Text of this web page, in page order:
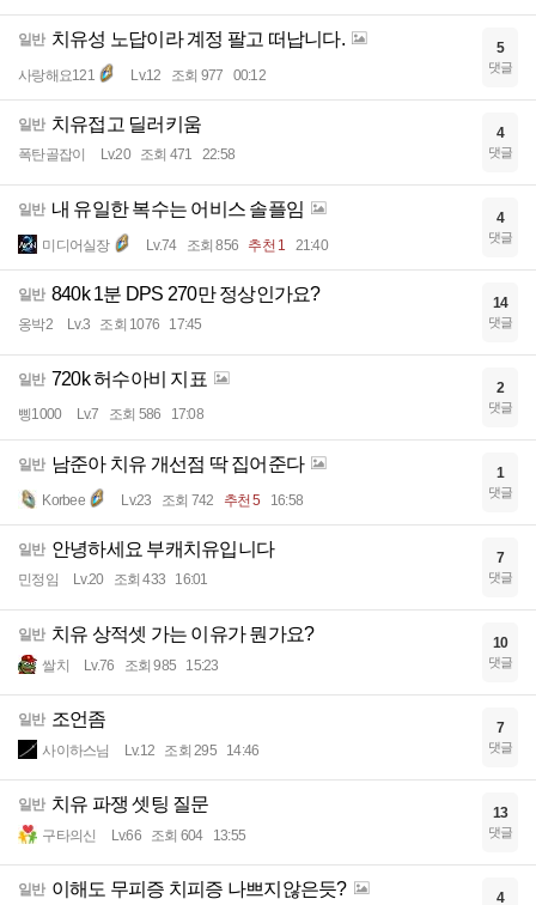
일반 치유성 노답이라 계정 팔고 떠납니다.
사랑해요121 Lv.12 조회 977 00:12
5
댓글
일반 치유접고 딜러키움
폭탄골잡이 Lv.20 조회 471 22:58
4
댓글
일반 내 유일한 복수는 어비스 솔플임
미디어실장 Lv.74 조회 856 추천 1 21:40
4
댓글
일반 840k 1분 DPS 270만 정상인가요?
옹박2 Lv.3 조회 1076 17:45
14
댓글
일반 720k 허수아비 지표
삥1000 Lv.7 조회 586 17:08
2
댓글
일반 남준아 치유 개선점 딱 집어준다
Korbee Lv.23 조회 742 추천 5 16:58
1
댓글
일반 안녕하세요 부캐치유입니다
민정임 Lv.20 조회 433 16:01
7
댓글
일반 치유 상적셋 가는 이유가 뭔가요?
쌀치 Lv.76 조회 985 15:23
10
댓글
일반 조언좀
사이하스님 Lv.12 조회 295 14:46
7
댓글
일반 치유 파쟁 셋팅 질문
구타의신 Lv.66 조회 604 13:55
13
댓글
일반 이해도 무피증 치피증 나쁘지않은듯? 4